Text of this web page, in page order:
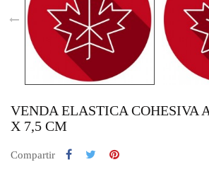
VENDA ELASTICA COHESIVA
X 7,5 CM
Compartir